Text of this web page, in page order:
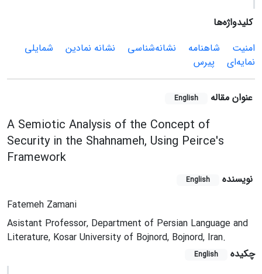
کلیدواژه‌ها
امنیت
شاهنامه نشانه‌شناسی نشانه نمادین
شمایلی
نمایه‌ای
پیرس
عنوان مقاله English
A Semiotic Analysis of the Concept of
Security in the Shahnameh, Using Peirce's
Framework
نویسنده English
Fatemeh Zamani
Asistant Professor, Department of Persian Language and
Literature, Kosar University of Bojnord, Bojnord, Iran.
چکیده
English